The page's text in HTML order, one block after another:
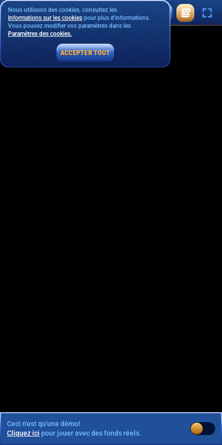
Ceci n'est qu'une démo!
Cliquez ici pour jouer avec des fonds réels.
Nous utilisons des cookies, consultez les
Informations sur les cookies pour plus d'informations.
Vous pouvez modifier vos paramètres dans les
Paramètres des cookies.
ACCEPTER TOUT